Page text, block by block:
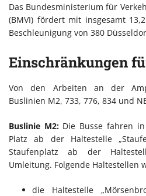
Das Bundesministerium für
(BMVI) fördert mit insgesamt
Beschleunigung von 380
Einschränkungen
Von den Arbeiten an der
Buslinien M2, 733, 776, 834 und
Buslinie M2:Die Busse fahren in
Platz ab der Haltestelle
Staufenplatz ab der
Umleitung. Folgende Haltestellen
die Haltestelle